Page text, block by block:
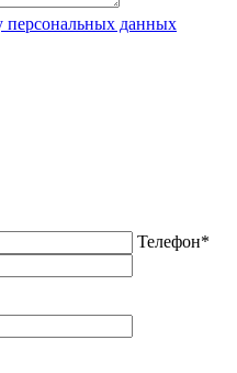
персональных данных
Телефон*